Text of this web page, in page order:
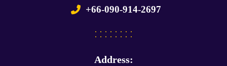
+66-090-914-2697
Address: